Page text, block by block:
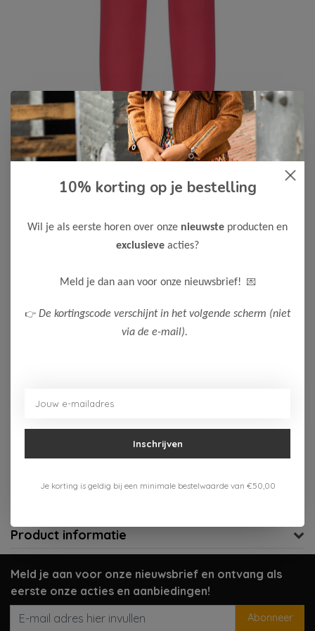
B.Nosy -50%
9,00 17,99
Maak een keuze:
Aan verlanglijst toevoegen
Gratis verzenden vanaf 75,-
Verzenden 1-3 werkdagen
Product informatie
Meld je aan voor onze nieuwsbrief en ontvang als
eerste onze acties en aanbiedingen!
Abonneer
10% korting op je bestelling
Wil je als eerste horen over onze nieuwste producten en
exclusieve acties?
Meld je dan aan voor onze nieuwsbrief! 💌
👉 De kortingscode verschijnt in het volgende scherm (niet
via de e-mail).
Inschrijven
Je korting is geldig bij een minimale bestelwaarde van €50,00